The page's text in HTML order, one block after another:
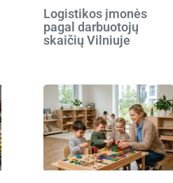
Logistikos įmonės
pagal darbuotojų
skaičių Vilniuje